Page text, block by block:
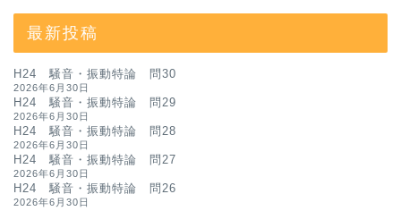
最新投稿
H24 騒音・振動特論 問30
2026年6月30日
H24 騒音・振動特論 問29
2026年6月30日
H24 騒音・振動特論 問28
2026年6月30日
H24 騒音・振動特論 問27
2026年6月30日
H24 騒音・振動特論 問26
2026年6月30日